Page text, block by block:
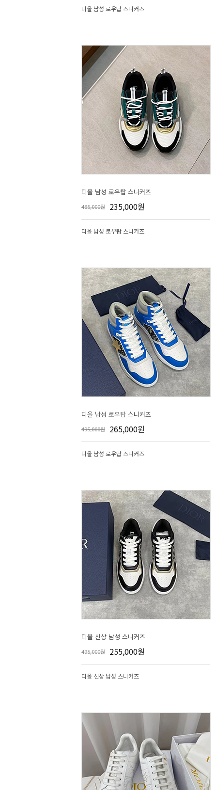
디올 남성 로우탑 스니커즈
디올 남성 로우탑 스니커즈
485,000원 235,000원
디올 남성 로우탑 스니커즈
디올 남성 로우탑 스니커즈
495,000원 265,000원
디올 남성 로우탑 스니커즈
디올 신상 남성 스니커즈
495,000원 255,000원
디올 신상 남성 스니커즈